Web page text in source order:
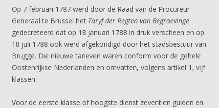
Op 7 februari 1787 werd door de Raad van de Procureur-
Generaal te Brussel het Taryf der Regten van Begraevinge
gedecreteerd dat op 18 januari 1788 in druk verscheen en op
18 juli 1788 ook werd afgekondigd door het stadsbestuur van
Brugge. Die nieuwe tarieven waren conform voor de gehele
Oostenrijkse Nederlanden en omvatten, volgens artikel 1, vijf
klassen.
Voor de eerste klasse of hoogste dienst zeventien gulden en